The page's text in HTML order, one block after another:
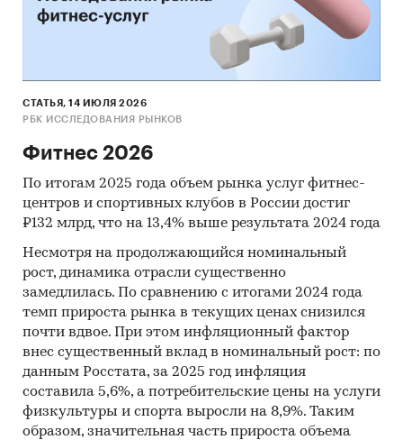
порталы
Кабинетное исследование. Поиск и анализ
информации из различных источников,
проведение расчетов. Статистика и
аналитика
Прогноз ГидМаркет. Современные
статистические методы прогнозирования с
поправкой на мнение экспертов.
Отчет отражает мнение авторов и не является
инвестиционной рекомендацией
Категории: Потребительские услуги / Спорт и
фитнес
СТАТЬЯ, 14 ИЮЛЯ 2026
РБК ИССЛЕДОВАНИЯ РЫНКОВ
Фитнес 2026
По итогам 2025 года объем рынка услуг фитнес-
центров и спортивных клубов в России достиг
₽132 млрд, что на 13,4% выше результата 2024 года
Несмотря на продолжающийся номинальный
рост, динамика отрасли существенно
замедлилась. По сравнению с итогами 2024 года
темп прироста рынка в текущих ценах снизился
почти вдвое. При этом инфляционный фактор
внес существенный вклад в номинальный рост: по
данным Росстата, за 2025 год инфляция
составила 5,6%, а потребительские цены на услуги
физкультуры и спорта выросли на 8,9%. Таким
образом, значительная часть прироста объема